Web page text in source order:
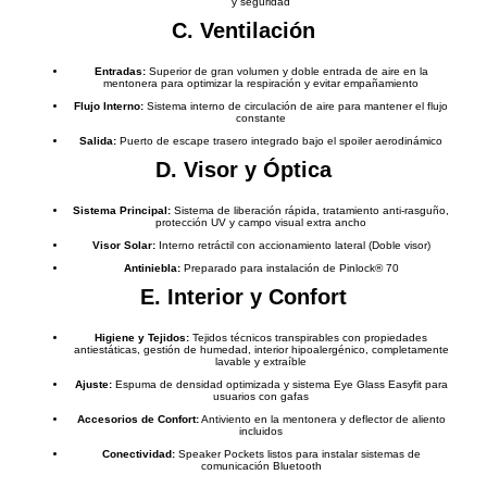
C. Ventilación
Entradas:Superior de gran volumen y doble entrada de aire en la
mentonera para optimizar la respiración y evitar empañamiento
Flujo Interno: Sistema interno de circulación de aire para mantener el flujo
constante
Salida: Puerto de escape trasero integrado bajo el spoiler aerodinámico
D. Visor y Óptica
Sistema Principal: Sistema de liberación rápida, tratamiento anti-rasguño,
protección UV y campo visual extra ancho
Visor Solar:Interno retráctil con accionamiento lateral (Doble visor)
Antiniebla:Preparado para instalación de Pinlock® 70
E. Interior y Confort
Higiene y Tejidos: Tejidos técnicos transpirables con propiedades
antiestáticas, gestión de humedad, interior hipoalergénico, completamente
lavable y extraíble
Ajuste:Espuma de densidad optimizada y sistema Eye Glass Easyfit para
usuarios con gafas
Accesorios de Confort:Antiviento en la mentonera y deflector de aliento
incluidos
Conectividad:Speaker Pockets listos para instalar sistemas de
comunicación Bluetooth